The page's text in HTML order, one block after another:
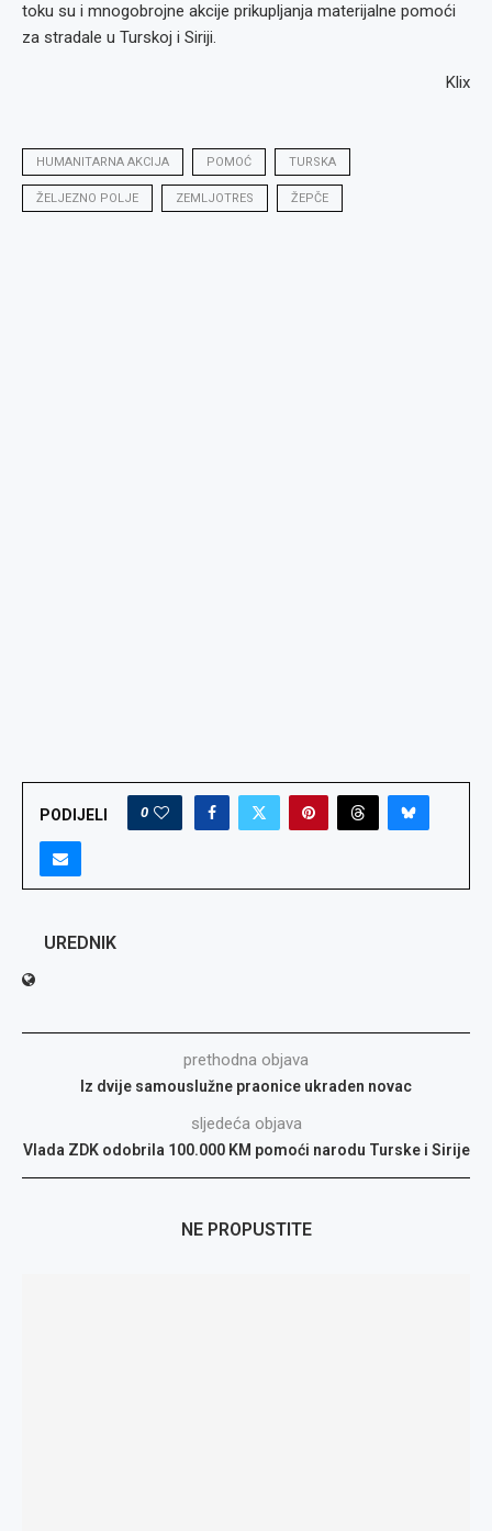
toku su i mnogobrojne akcije prikupljanja materijalne pomoći
za stradale u Turskoj i Siriji.
Klix
HUMANITARNA AKCIJA POMOĆ TURSKA
ŽELJEZNO POLJE ZEMLJOTRES ŽEPČE
PODIJELI 0
UREDNIK
prethodna objava
Iz dvije samouslužne praonice ukraden novac
sljedeća objava
Vlada ZDK odobrila 100.000 KM pomoći narodu Turske i Sirije
NE PROPUSTITE